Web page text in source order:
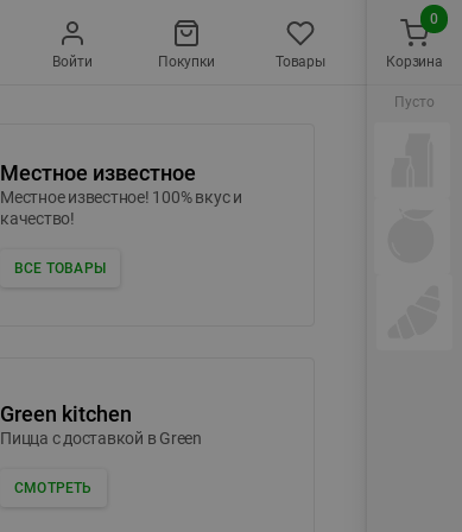
Войти Покупки Товары
Местное известное
Местное известное! 100% вкус и
качество!
ВСЕ ТОВАРЫ
Green kitchen
Пицца c доставкой в Green
СМОТРЕТЬ
Корзина
0
Пусто